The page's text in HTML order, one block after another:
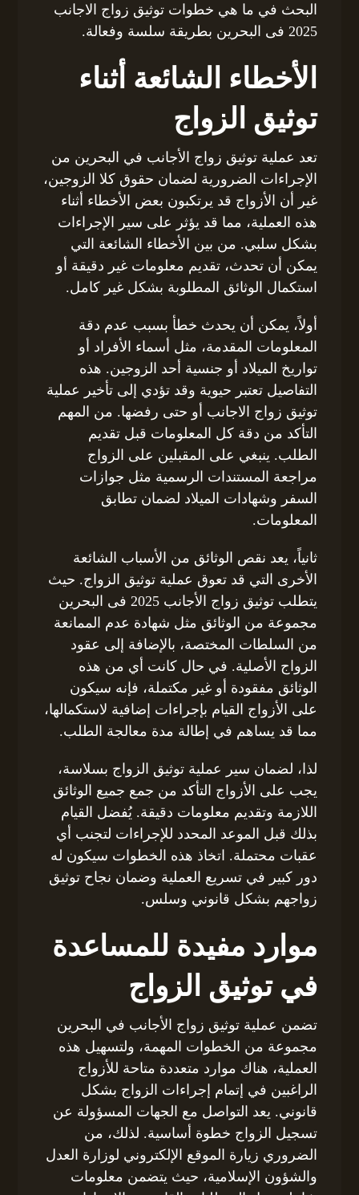
البحث في ما هي خطوات توثيق زواج الاجانب
2025 فى البحرين بطريقة سلسة وفعالة.
الأخطاء الشائعة أثناء
توثيق الزواج
تعد عملية توثيق زواج الأجانب في البحرين من
الإجراءات الضرورية لضمان حقوق كلا الزوجين،
غير أن الأزواج قد يرتكبون بعض الأخطاء أثناء
هذه العملية، مما قد يؤثر على سير الإجراءات
بشكل سلبي. من بين الأخطاء الشائعة التي
يمكن أن تحدث، تقديم معلومات غير دقيقة أو
استكمال الوثائق المطلوبة بشكل غير كامل.
أولاً، يمكن أن يحدث خطأ بسبب عدم دقة
المعلومات المقدمة، مثل أسماء الأفراد أو
تواريخ الميلاد أو جنسية أحد الزوجين. هذه
التفاصيل تعتبر حيوية وقد تؤدي إلى تأخير عملية
توثيق زواج الاجانب أو حتى رفضها. من المهم
التأكد من دقة كل المعلومات قبل تقديم
الطلب. ينبغي على المقبلين على الزواج
مراجعة المستندات الرسمية مثل جوازات
السفر وشهادات الميلاد لضمان تطابق
المعلومات.
ثانياً، يعد نقص الوثائق من الأسباب الشائعة
الأخرى التي قد تعوق عملية توثيق الزواج. حيث
يتطلب توثيق زواج الأجانب 2025 فى البحرين
مجموعة من الوثائق مثل شهادة عدم الممانعة
من السلطات المختصة، بالإضافة إلى عقود
الزواج الأصلية. في حال كانت أي من هذه
الوثائق مفقودة أو غير مكتملة، فإنه سيكون
على الأزواج القيام بإجراءات إضافية لاستكمالها،
مما قد يساهم في إطالة مدة معالجة الطلب.
لذا، لضمان سير عملية توثيق الزواج بسلاسة،
يجب على الأزواج التأكد من جمع جميع الوثائق
اللازمة وتقديم معلومات دقيقة. يُفضل القيام
بذلك قبل الموعد المحدد للإجراءات لتجنب أي
عقبات محتملة. اتخاذ هذه الخطوات سيكون له
دور كبير في تسريع العملية وضمان نجاح توثيق
زواجهم بشكل قانوني وسلس.
موارد مفيدة للمساعدة
في توثيق الزواج
تضمن عملية توثيق زواج الأجانب في البحرين
مجموعة من الخطوات المهمة، ولتسهيل هذه
العملية، هناك موارد متعددة متاحة للأزواج
الراغبين في إتمام إجراءات الزواج بشكل
قانوني. يعد التواصل مع الجهات المسؤولة عن
تسجيل الزواج خطوة أساسية. لذلك، من
الضروري زيارة الموقع الإلكتروني لوزارة العدل
والشؤون الإسلامية، حيث يتضمن معلومات